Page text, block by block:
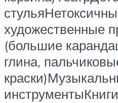
художественные
(большие
глина,